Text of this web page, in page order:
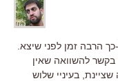
הרבה זמן לפני שיצא.
להשוואה שאין
בעיניי שלוש